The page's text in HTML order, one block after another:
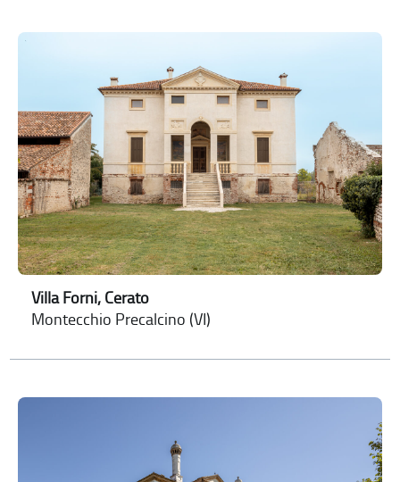
Villa Forni, Cerato
Montecchio Precalcino (VI)